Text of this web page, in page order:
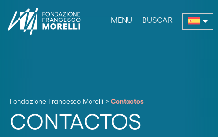
MENU BUSCAR
Fondazione Francesco Morelli > Contactos
CONTACTOS